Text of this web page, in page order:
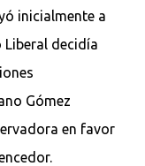
inicialmente a
Liberal decidía
Gómez
en favor